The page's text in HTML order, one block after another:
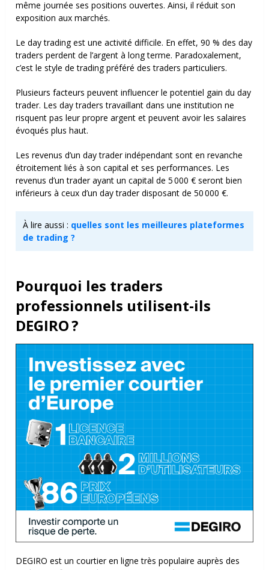
même journée ses positions ouvertes. Ainsi, il réduit son
exposition aux marchés.
Le day trading est une activité difficile. En effet, 90 % des day
traders perdent de l’argent à long terme. Paradoxalement,
c’est le style de trading préféré des traders particuliers.
Plusieurs facteurs peuvent influencer le potentiel gain du day
trader. Les day traders travaillant dans une institution ne
risquent pas leur propre argent et peuvent avoir les salaires
évoqués plus haut.
Les revenus d’un day trader indépendant sont en revanche
étroitement liés à son capital et ses performances. Les
revenus d’un trader ayant un capital de 5 000 € seront bien
inférieurs à ceux d’un day trader disposant de 50 000 €.
À lire aussi : quelles sont les meilleures plateformes
de trading ?
Pourquoi les traders
professionnels utilisent-ils
DEGIRO ?
DEGIRO est un courtier en ligne très populaire auprès des